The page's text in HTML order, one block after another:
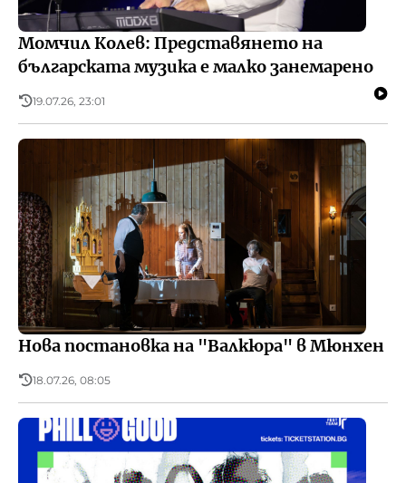
Момчил Колев: Представянето на
българската музика е малко занемарено
19.07.26, 23:01
Нова постановка на "Валкюра" в Мюнхен
18.07.26, 08:05